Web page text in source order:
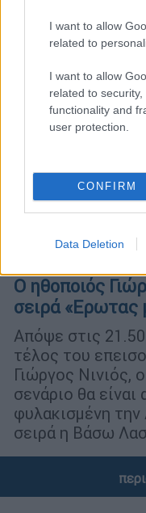
I want to allow
related to
I want to allow
related to
functionality and
user protection.
CONFIRM
Data Deletion
Ο ηθοποιός
σειρά «Ερωτας
Απόψε στις
τέλος του
Γιώργος Νινιός,
σενάριο θα
φυλακισμένη
σειρά η Βάσω